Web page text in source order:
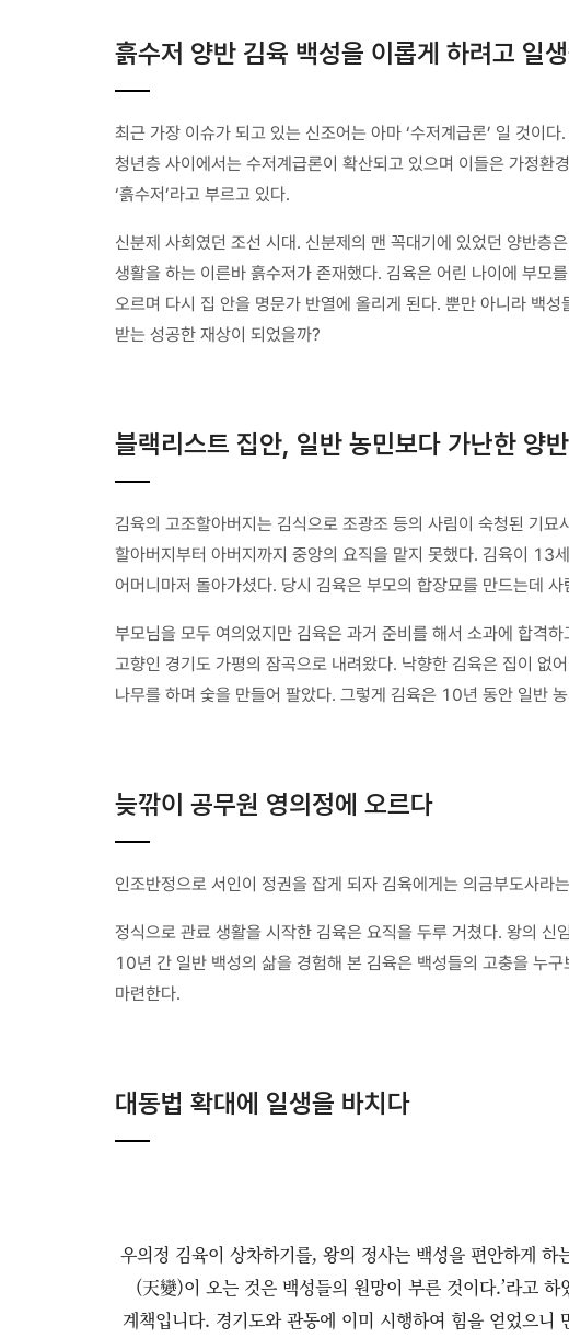
흙수저 양반 김육 백성을 이롭게 하려고 일
최근 가장 이슈가 되고 있는 신조어는 아마 ‘수저계급론’ 일 것이
청년층 사이에서는 수저계급론이 확산되고 있으며 이들은 가정환
‘흙수저’라고 부르고 있다.
신분제 사회였던 조선 시대. 신분제의 맨 꼭대기에 있었던 양반층
생활을 하는 이른바 흙수저가 존재했다. 김육은 어린 나이에 부모
오르며 다시 집 안을 명문가 반열에 올리게 된다. 뿐만 아니라 백
받는 성공한 재상이 되었을까?
블랙리스트 집안, 일반 농민보다 가난한 양반
김육의 고조할아버지는 김식으로 조광조 등의 사림이 숙청된 기
할아버지부터 아버지까지 중앙의 요직을 맡지 못했다. 김육이 13
어머니마저 돌아가셨다. 당시 김육은 부모의 합장묘를 만드는데
부모님을 모두 여의었지만 김육은 과거 준비를 해서 소과에 합격
고향인 경기도 가평의 잠곡으로 내려왔다. 낙향한 김육은 집이 없
나무를 하며 숯을 만들어 팔았다. 그렇게 김육은 10년 동안 일반
늦깎이 공무원 영의정에 오르다
인조반정으로 서인이 정권을 잡게 되자 김육에게는 의금부도사
정식으로 관료 생활을 시작한 김육은 요직을 두루 거쳤다. 왕의
10년 간 일반 백성의 삶을 경험해 본 김육은 백성들의 고충을 누
마련한다.
대동법 확대에 일생을 바치다
우의정 김육이 상차하기를, 왕의 정사는 백성을 편안하게
(天變)이 오는 것은 백성들의 원망이 부른 것이다.’라고
계책입니다. 경기도와 관동에 이미 시행하여 힘을 얻었으